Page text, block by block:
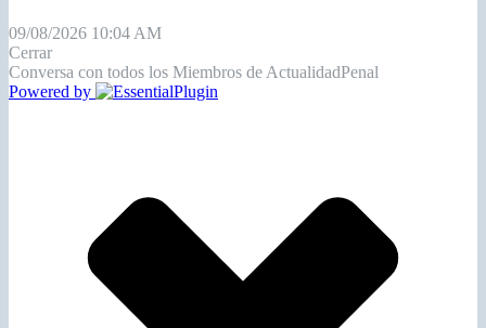
09/08/2026 10:04 AM
Cerrar
Conversa con todos los Miembros de ActualidadPenal
Powered by